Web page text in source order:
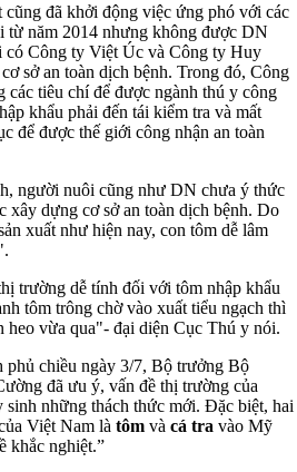
đã khởi động việc ứng phó với các
từ năm 2014 nhưng không được DN
Công ty Việt Úc và Công ty Huy
sở an toàn dịch bệnh. Trong đó, Công
các tiêu chí để được ngành thú y công
khẩu phải đến tái kiểm tra và mất
để được thế giới công nhận an toàn
người nuôi cũng như DN chưa ý thức
xây dựng cơ sở an toàn dịch bệnh. Do
xuất như hiện nay, con tôm dễ lâm
trường dễ tính đối với tôm nhập khẩu
tôm trông chờ vào xuất tiểu ngạch thì
heo vừa qua"- đại diện Cục Thú y nói.
chiều ngày 3/7, Bộ trưởng Bộ
đã ưu ý, vấn đề thị trường của
sinh những thách thức mới. Đặc biệt, hai
Việt Nam là tôm và cá tra vào Mỹ
khắc nghiệt.”